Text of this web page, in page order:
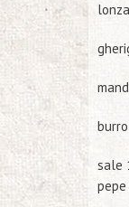
burro
sale
pepe